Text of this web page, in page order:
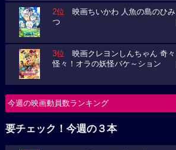
2位 映画ちいかわ 人魚の島のひみ
つ
3位 映画クレヨンしんちゃん 奇々
怪々！オラの妖怪バケ～ション
今週の映画動員数ランキング
要チェック！今週の３本